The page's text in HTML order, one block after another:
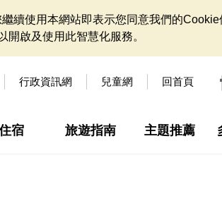
續使用本網站即表示您同意我們的Cookie
啟及使用此智慧化服務。
行政資訊網 兒童網 回首頁
宿 旅遊指南 主題推薦